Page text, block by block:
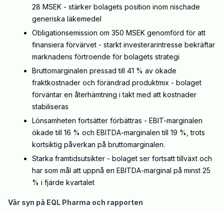
28 MSEK - stärker bolagets position inom nischade
generiska läkemedel
Obligationsemission om 350 MSEK genomförd för att
finansiera förvärvet - starkt investerarintresse bekräftar
marknadens förtroende för bolagets strategi
Bruttomarginalen pressad till 41 % av ökade
fraktkostnader och förändrad produktmix - bolaget
förväntar en återhämtning i takt med att kostnader
stabiliseras
Lönsamheten fortsätter förbättras - EBIT-marginalen
ökade till 16 % och EBITDA-marginalen till 19 %, trots
kortsiktig påverkan på bruttomarginalen.
Starka framtidsutsikter - bolaget ser fortsatt tillväxt och
har som mål att uppnå en EBITDA-marginal på minst 25
% i fjärde kvartalet
Vår syn på EQL Pharma och rapporten